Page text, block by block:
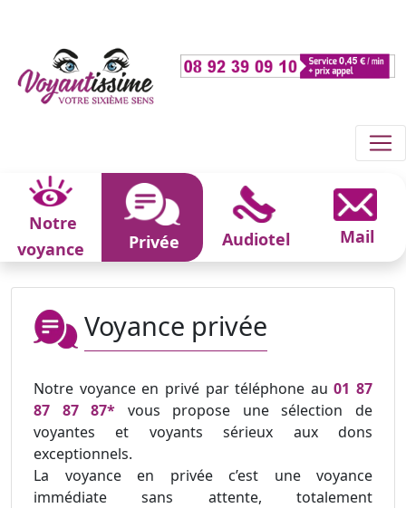
Notre
voyance
Privée Audiotel Mail
Voyance privée
Notre voyance en privé par téléphone au01 87
87 87 87* vous propose une sélection de
voyantes et voyants sérieux aux dons
exceptionnels.
La voyance en privée c’est une voyance
immédiate sans attente, totalement